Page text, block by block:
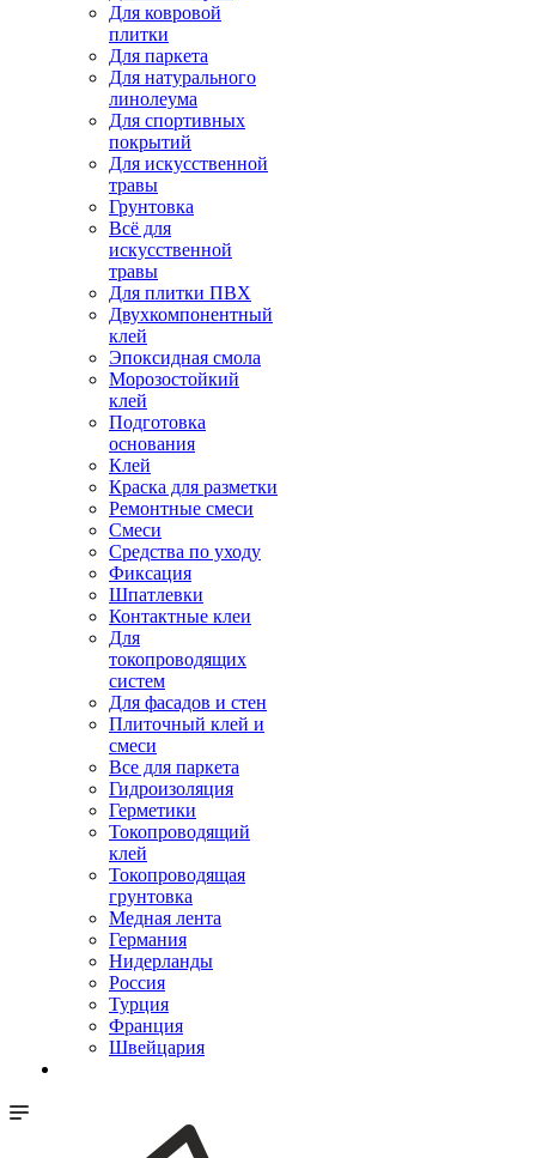
Для ковровой
плитки
Для паркета
Для натурального
линолеума
Для спортивных
покрытий
Для искусственной
травы
Грунтовка
Всё для
искусственной
травы
Для плитки ПВХ
Двухкомпонентный
клей
Эпоксидная смола
Морозостойкий
клей
Подготовка
основания
Клей
Краска для разметки
Ремонтные смеси
Смеси
Средства по уходу
Фиксация
Шпатлевки
Контактные клеи
Для
токопроводящих
систем
Для фасадов и стен
Плиточный клей и
смеси
Все для паркета
Гидроизоляция
Герметики
Токопроводящий
клей
Токопроводящая
грунтовка
Медная лента
Германия
Нидерланды
Россия
Турция
Франция
Швейцария